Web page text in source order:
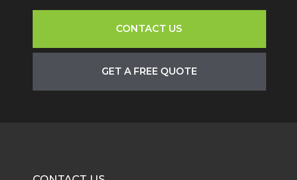
CONTACT US
GET A FREE QUOTE